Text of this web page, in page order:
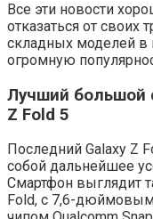
Все эти новости
отказаться от своих
складных моделей
огромную
Лучший большой
Z Fold 5
Последний Galaxy Z
собой дальнейшее
Смартфон выглядит
Fold, с 7,6-